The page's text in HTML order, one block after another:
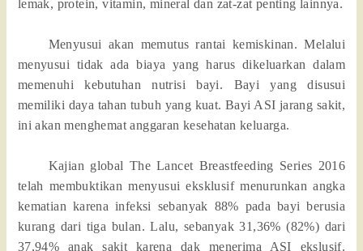
lemak, protein, vitamin, mineral dan zat-zat penting lainnya.
Menyusui akan memutus rantai kemiskinan. Melalui
menyusui tidak ada biaya yang harus dikeluarkan dalam
memenuhi kebutuhan nutrisi bayi. Bayi yang disusui
memiliki daya tahan tubuh yang kuat. Bayi ASI jarang sakit,
ini akan menghemat anggaran kesehatan keluarga.
Kajian global The Lancet Breastfeeding Series 2016
telah membuktikan menyusui eksklusif menurunkan angka
kematian karena infeksi sebanyak 88% pada bayi berusia
kurang dari tiga bulan. Lalu, sebanyak 31,36% (82%) dari
37,94% anak sakit karena dak menerima ASI ekslusif.